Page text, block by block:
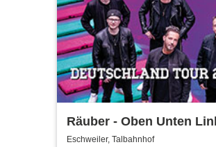
Räuber - Oben Unten
Rechts
Eschweiler, Talbahnhof